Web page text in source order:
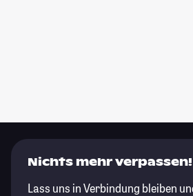
Nichts mehr verpassen!
Lass uns in Verbindung bleiben